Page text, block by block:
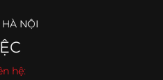
NỘI
hệ: